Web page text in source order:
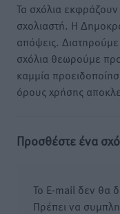
Τα σχόλια εκφράζουν
σχολιαστή. Η
απόψεις.
σχόλια θεωρούμε
καμμία
όρους χρήσης
Προσθέστε ένα
Το E-mail δεν θα
Πρέπει να